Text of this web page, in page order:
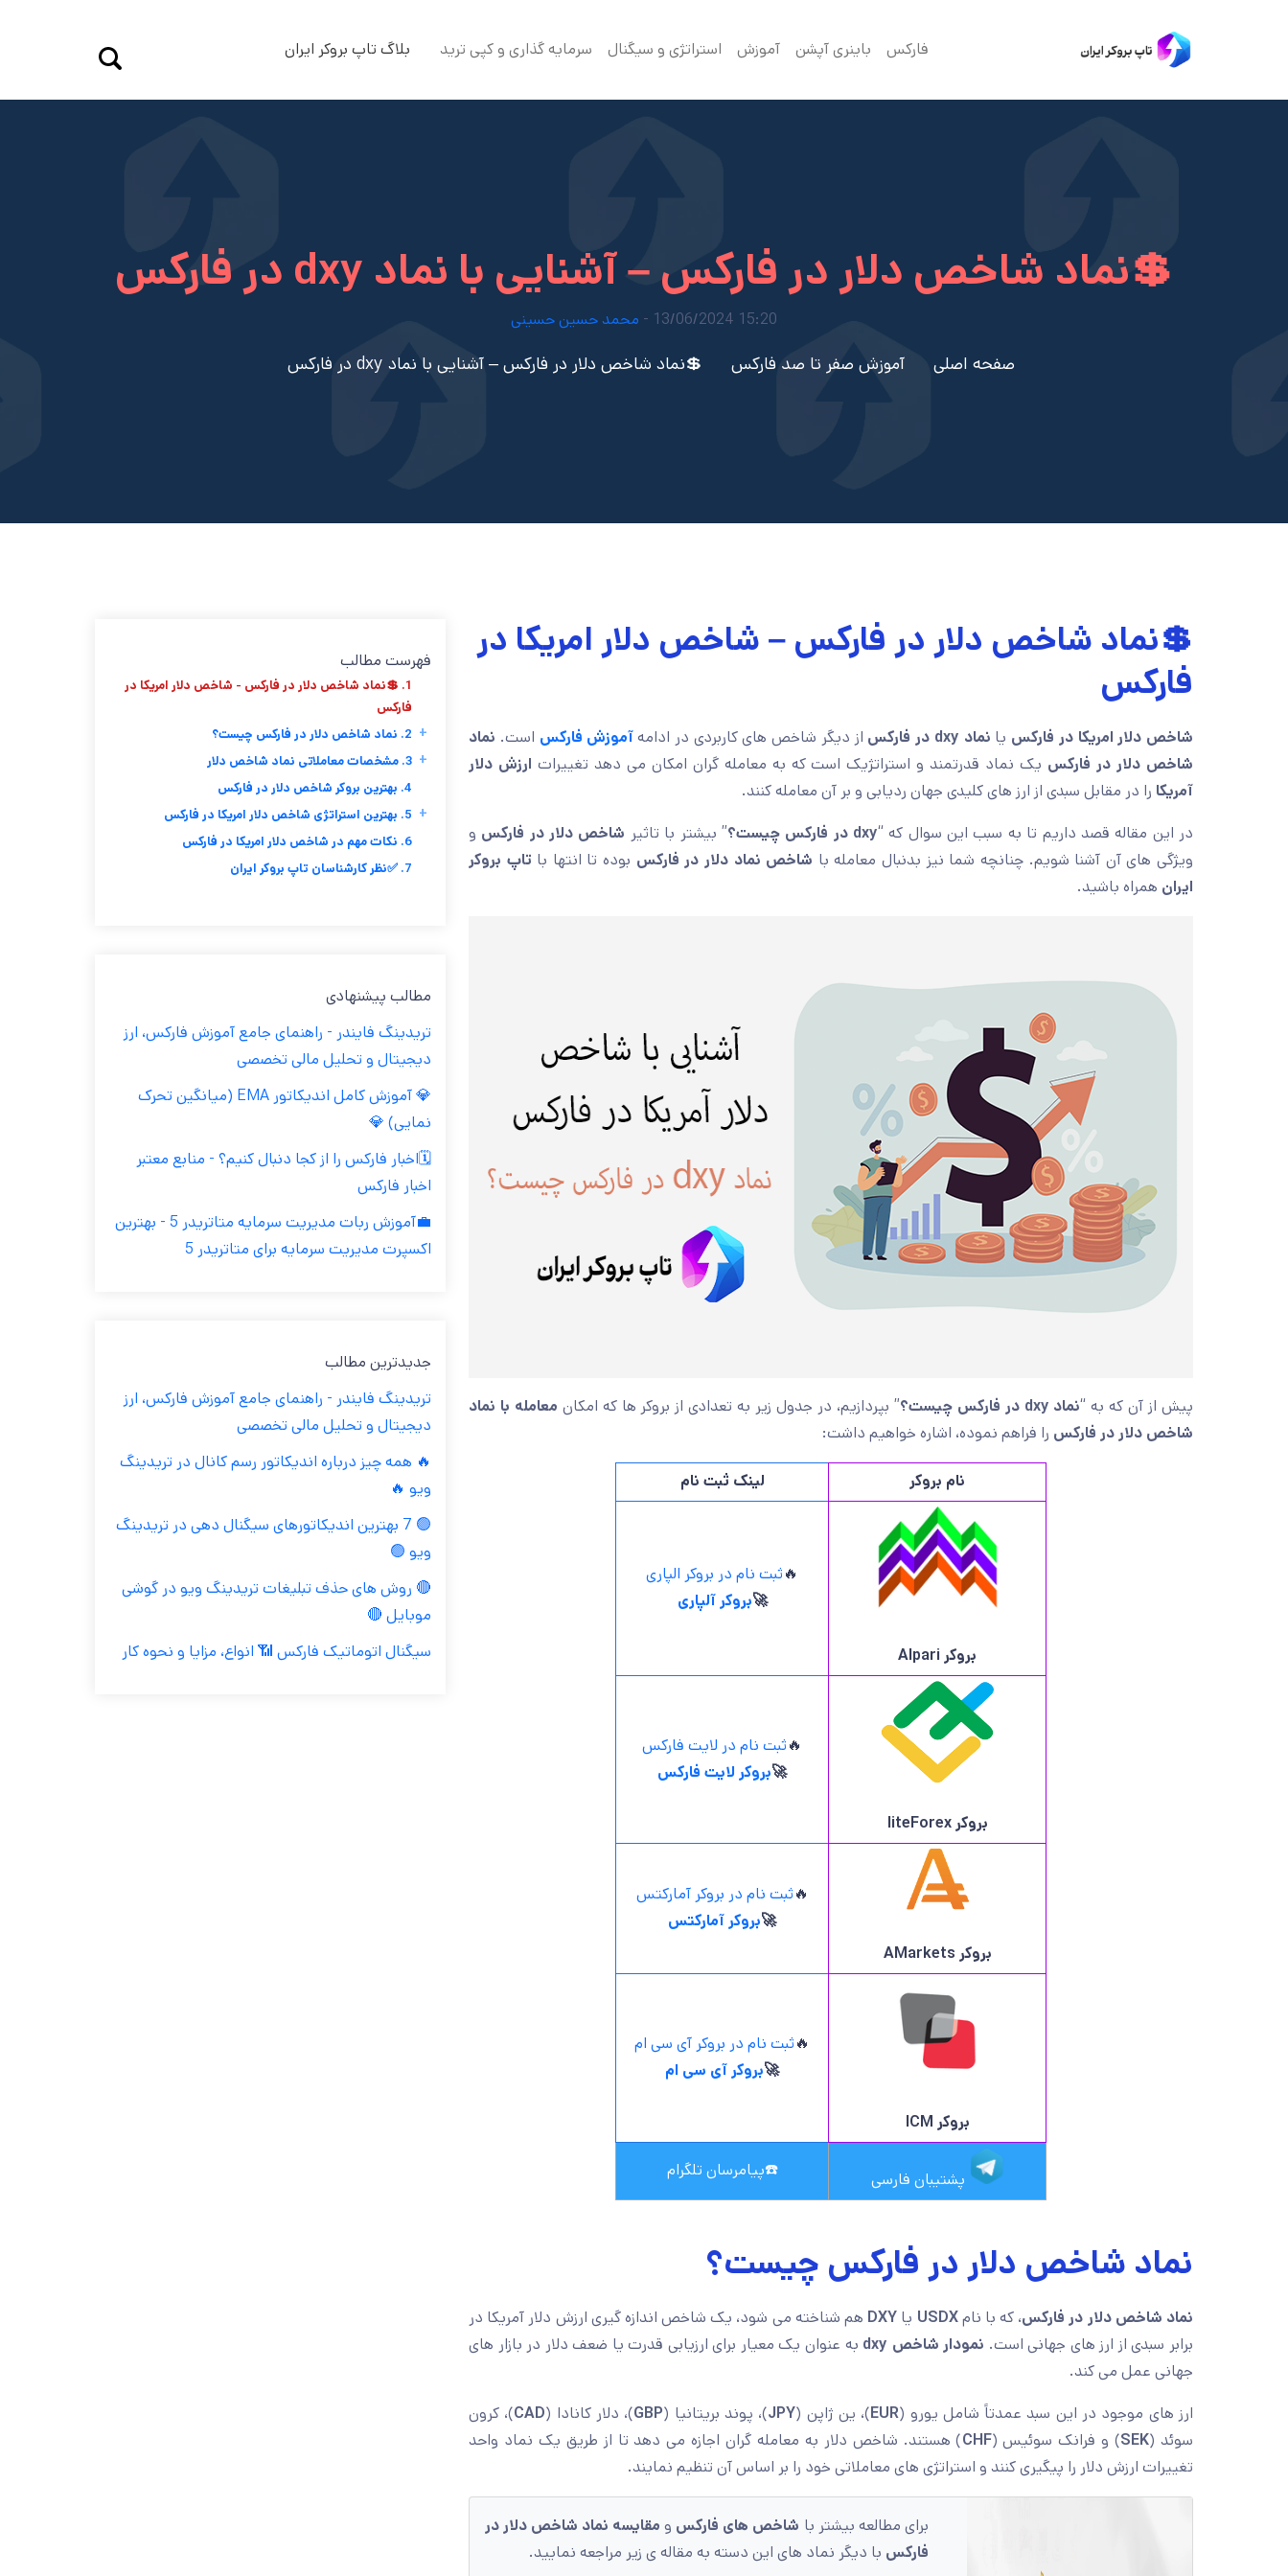
فارکس باینری آپشن آموزش استراتژی و سیگنال سرمایه گذاری و کپی ترید بلاگ تاپ بروکر ایران
💲نماد شاخص دلار در فارکس – آشنایی با نماد dxy در فارکس
15:20 13/06/2024 - محمد حسین حسینی
صفحه اصلی آموزش صفر تا صد فارکس 💲نماد شاخص دلار در فارکس – آشنایی با نماد dxy در فارکس
💲نماد شاخص دلار در فارکس – شاخص دلار امریکا در
فارکس
شاخص دلار امریکا در فارکس یا نماد dxy در فارکس از دیگر شاخص های کاربردی در ادامهآموزش فارکس است. نماد
شاخص دلار در فارکس یک نماد قدرتمند و استراتژیک است که به معامله گران امکان می دهد تغییرات ارزش دلار
آمریکا را در مقابل سبدی از ارز های کلیدی جهان ردیابی و بر آن معامله کنند.
در این مقاله قصد داریم تا به سبب این سوال که “dxy در فارکس چیست؟ ” بیشتر با تاثیر شاخص دلار در فارکس و
ویژگی های آن آشنا شویم. چنانچه شما نیز بدنبال معامله با شاخص نماد دلار در فارکس بوده تا انتها با تاپ بروکر
ایران همراه باشید.
پیش از آن که به “نماد dxy در فارکس چیست؟ ” بپردازیم، در جدول زیر به تعدادی از بروکر ها که امکان معامله با نماد
شاخص دلار در فارکس را فراهم نموده، اشاره خواهیم داشت:
نام بروکر لینک ثبت نام
بروکر Alpari
🔥ثبت نام در بروکر الپاری
🚀بروکر آلپاری
بروکرliteForex
🔥ثبت نام در لایت فارکس
🚀بروکر لایت فارکس
بروکر AMarkets
🔥ثبت نام در بروکر آمارکتس
🚀بروکر آمارکتس
بروکر ICM
🔥ثبت نام در بروکر آی سی ام
🚀بروکر آی سی ام
پشتیبان فارسی ☎️پیامرسان تلگرام
نماد شاخص دلار در فارکس چیست؟
نماد شاخص دلار در فارکس، که با نامUSDX یا DXY هم شناخته می شود، یک شاخص اندازه گیری ارزش دلار آمریکا در
برابر سبدی از ارز های جهانی است. نمودار شاخص dxy
به عنوان یک معیار برای ارزیابی قدرت یا ضعف دلار در بازار های
جهانی عمل می کند.
ارز های موجود در این سبد عمدتاً شامل یورو (EUR)، ین ژاپن (JPY)، پوند بریتانیا (GBP)، دلار کانادا (CAD)، کرون
سوئد (SEK) و فرانک سوئیس (CHF) هستند. شاخص دلار به معامله گران اجازه می دهد تا از طریق یک نماد واحد
تغییرات ارزش دلار را پیگیری کنند و استراتژی های معاملاتی خود را بر اساس آن تنظیم نمایند.
برای مطالعه بیشتر با شاخص های فارکس و مقایسه نماد شاخص دلار در
فارکس با دیگر نماد های این دسته به مقاله ی زیر مراجعه نمایید.
فهرست مطالب
1. 💲نماد شاخص دلار در فارکس - شاخص دلار امریکا در
فارکس
2. نماد شاخص دلار در فارکس چیست؟ +
3. مشخصات معاملاتی نماد شاخص دلار +
4. بهترین بروکر شاخص دلار در فارکس
5. بهترین استراتژی شاخص دلار امریکا در فارکس +
6. نکات مهم در شاخص دلار امریکا در فارکس
7. ✅نظر کارشناسان تاپ بروکر ایران
مطالب پیشنهادی
تریدینگ فایندر - راهنمای جامع آموزش فارکس، ارز
دیجیتال و تحلیل مالی تخصصی
💎 آموزش کامل اندیکاتور EMA (میانگین تحرک
نمایی) 💎
🗓️اخبار فارکس را از کجا دنبال کنیم؟ - منابع معتبر
اخبار فارکس
💼آموزش ربات مدیریت سرمایه متاتریدر 5 - بهترین
اکسپرت مدیریت سرمایه برای متاتریدر 5
جدیدترین مطالب
تریدینگ فایندر - راهنمای جامع آموزش فارکس، ارز
دیجیتال و تحلیل مالی تخصصی
🔥 همه چیز درباره اندیکاتور رسم کانال در تریدینگ
ویو 🔥
🟢 7 بهترین اندیکاتورهای سیگنال دهی در تریدینگ
ویو 🟢
🔴 روش های حذف تبلیغات تریدینگ ویو در گوشی
موبایل 🔴
سیگنال اتوماتیک فارکس 📶 انواع، مزایا و نحوه کار